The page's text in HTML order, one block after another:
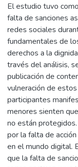
El estudio tuvo
falta de sanciones
redes sociales
fundamentales de
derechos a la
través del análisis,
publicación de
vulneración de
participantes
menores sienten
no están
por la falta de
en el mundo digital.
que la falta de